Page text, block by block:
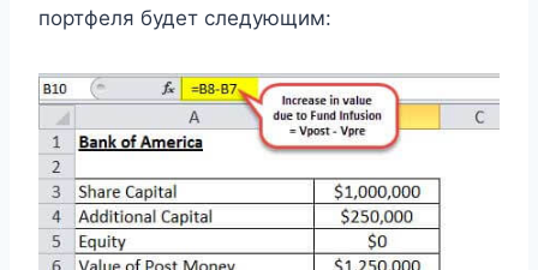
портфеля будет следующим: